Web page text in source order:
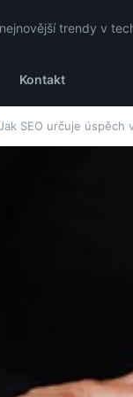
trendy v
Kontakt
SEO určuje úspěch